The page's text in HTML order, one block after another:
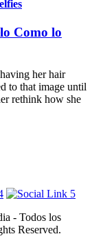
Como lo
her hair
to that image until
rethink how she
- Todos los
Reserved.